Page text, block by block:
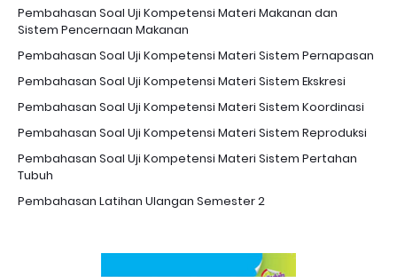
Pembahasan Soal Uji Kompetensi Materi Makanan dan
Sistem Pencernaan Makanan
Pembahasan Soal Uji Kompetensi Materi Sistem Pernapasan
Pembahasan Soal Uji Kompetensi Materi Sistem Ekskresi
Pembahasan Soal Uji Kompetensi Materi Sistem Koordinasi
Pembahasan Soal Uji Kompetensi Materi Sistem Reproduksi
Pembahasan Soal Uji Kompetensi Materi Sistem Pertahan
Tubuh
Pembahasan Latihan Ulangan Semester 2